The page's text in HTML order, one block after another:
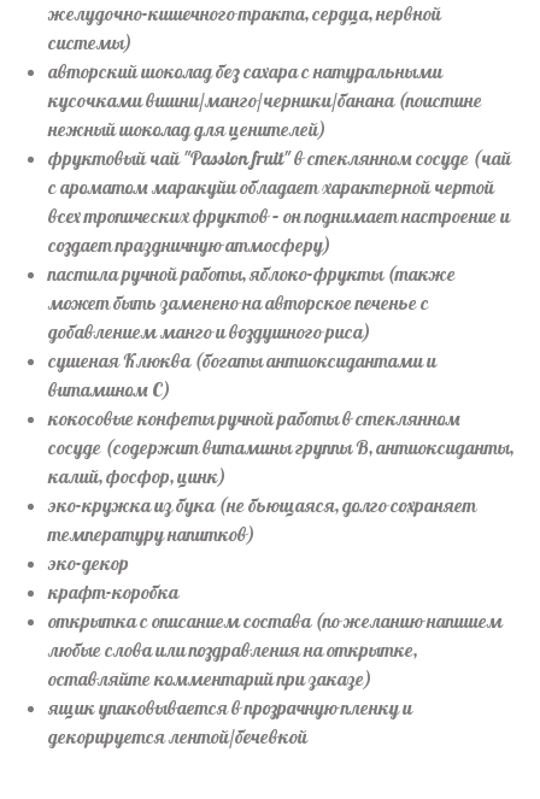
желудочно-кишечного тракта, сердца, нервной
системы)
авторский шоколад без сахара с натуральными
кусочками вишни/манго/черники/банана(поистине
нежный шоколад для ценителей)
фруктовый чай "Passion fruit" в стеклянном сосуде (чай
с ароматом маракуйи обладает характерной чертой
всех тропических фруктов – он поднимает настроение и
создает праздничную атмосферу)
пастила ручной работы, яблоко-фрукты(также
может быть заменено на авторское печенье с
добавлением манго и воздушного риса)
сушеная Клюква(богаты антиоксидантами и
витамином С)
кокосовые конфеты ручной работы в стеклянном
сосуде (содержит витамины группы В, антиоксиданты,
калий, фосфор, цинк)
эко-кружка из бука(не бьющаяся, долго сохраняет
температуру напитков)
эко-декор
крафт-коробка
открытка с описанием состава(по желанию напишем
любые слова или поздравления на открытке,
оставляйте комментарий при заказе)
ящик упаковывается в прозрачную пленку и
декорируется лентой/бечевкой